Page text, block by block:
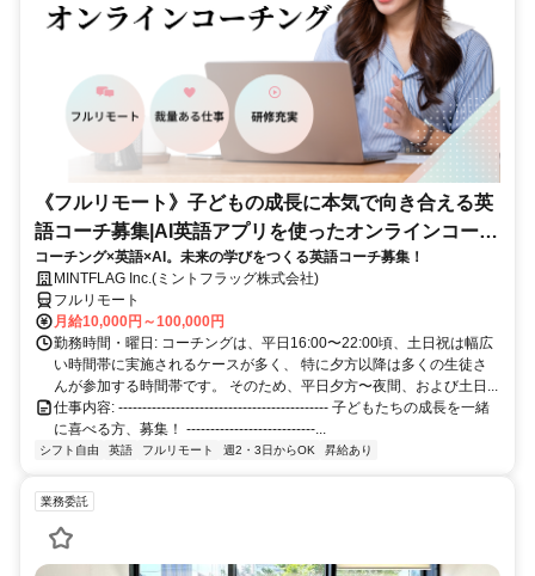
《フルリモート》子どもの成長に本気で向き合える英
語コーチ募集|AI英語アプリを使ったオンラインコーチ
ング
コーチング×英語×AI。未来の学びをつくる英語コーチ募集！
MINTFLAG Inc.(ミントフラッグ株式会社)
フルリモート
月給10,000円～100,000円
勤務時間・曜日: コーチングは、平日16:00〜22:00頃、土日祝は幅広
い時間帯に実施されるケースが多く、 特に夕方以降は多くの生徒さ
んが参加する時間帯です。 そのため、平日夕方〜夜間、および土日...
仕事内容: -------------------------------------------- 子どもたちの成長を一緒
に喜べる方、募集！ ---------------------------...
シフト自由 英語 フルリモート 週2・3日からOK 昇給あり
業務委託